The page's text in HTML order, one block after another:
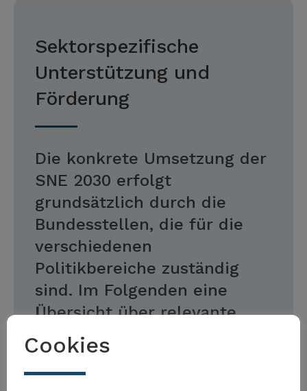
Sektorspezifische
Unterstützung und
Förderung
Die konkrete Umsetzung der
SNE 2030 erfolgt
grundsätzlich durch die
Bundesstellen, die für die
verschiedenen
Politikbereiche zuständig
sind. Im Folgenden eine
Übersicht über relevante
Unterstützungsangebote und
Förderprogramme.
Cookies